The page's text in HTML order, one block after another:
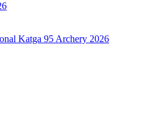
Katga 95 Archery 2026